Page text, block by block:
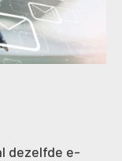
dezelfde e-